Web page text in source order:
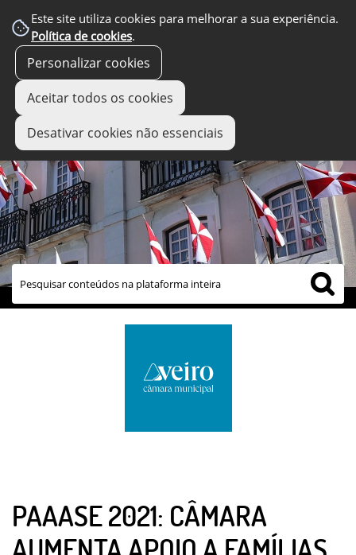
Este site utiliza cookies para melhorar a sua experiência.
Política de cookies.
Personalizar cookies
Aceitar todos os cookies
Desativar cookies não essenciais
links úteis
PAAASE 2021: CÂMARA